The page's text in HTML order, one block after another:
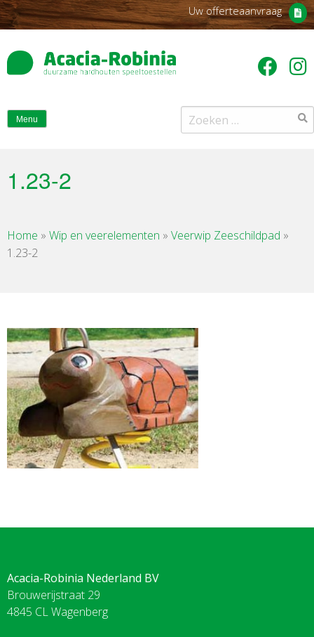
Uw offerteaanvraag
Menu
Zoeken
naar:
1.23-2
Home » Wip en veerelementen » Veerwip Zeeschildpad »
1.23-2
Acacia-Robinia Nederland BV
Brouwerijstraat 29
4845 CL Wagenberg